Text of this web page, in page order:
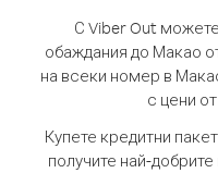
С Viber Out
обаждания до Макао
на всеки номер в
с цени
Купете кредитни
получите най-